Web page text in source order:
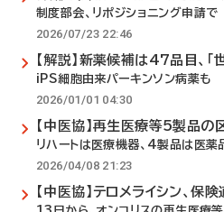
制度部会、リポジショニング申請で
2026/07/23 22:46
【解説】新薬候補は47品目、「
iPS細胞由来パーキンソン病薬も
2026/01/01 04:30
【中医協】再生医療等5製品の
リハートは医療機器、4製品は医薬
2026/04/08 21:23
【中医協】テロメライシン、保